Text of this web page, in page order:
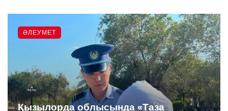
Қызылорда облысында «Таза
ӘЛЕУМЕТ